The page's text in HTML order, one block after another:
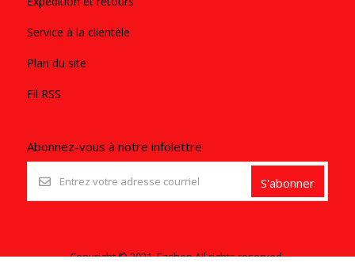
Service à la clientèle
Plan du site
Fil RSS
Abonnez-vous à notre infolettre
S'abonner
Copyright © 2021. Ezshop All rights reserved.